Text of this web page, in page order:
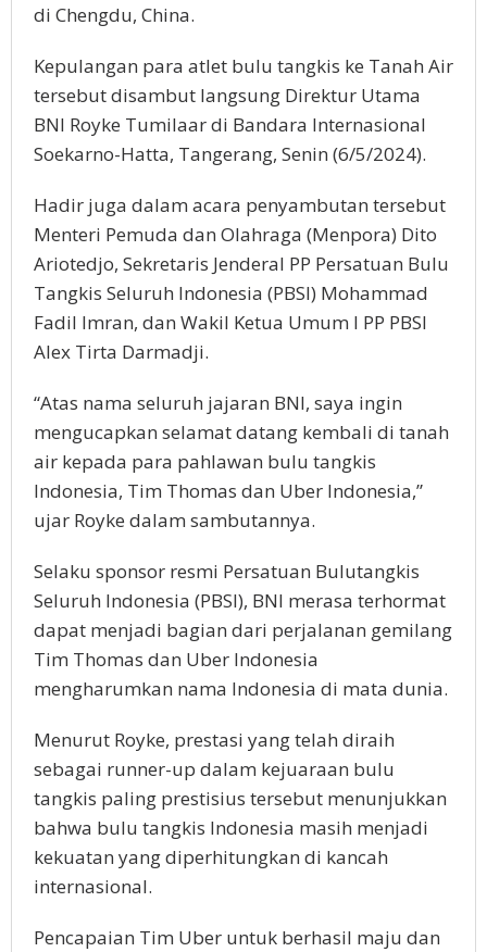
di Chengdu, China.
Kepulangan para atlet bulu tangkis ke Tanah Air
tersebut disambut langsung Direktur Utama
BNI Royke Tumilaar di Bandara Internasional
Soekarno-Hatta, Tangerang, Senin (6/5/2024).
Hadir juga dalam acara penyambutan tersebut
Menteri Pemuda dan Olahraga (Menpora) Dito
Ariotedjo, Sekretaris Jenderal PP Persatuan Bulu
Tangkis Seluruh Indonesia (PBSI) Mohammad
Fadil Imran, dan Wakil Ketua Umum I PP PBSI
Alex Tirta Darmadji.
“Atas nama seluruh jajaran BNI, saya ingin
mengucapkan selamat datang kembali di tanah
air kepada para pahlawan bulu tangkis
Indonesia, Tim Thomas dan Uber Indonesia,”
ujar Royke dalam sambutannya.
Selaku sponsor resmi Persatuan Bulutangkis
Seluruh Indonesia (PBSI), BNI merasa terhormat
dapat menjadi bagian dari perjalanan gemilang
Tim Thomas dan Uber Indonesia
mengharumkan nama Indonesia di mata dunia.
Menurut Royke, prestasi yang telah diraih
sebagai runner-up dalam kejuaraan bulu
tangkis paling prestisius tersebut menunjukkan
bahwa bulu tangkis Indonesia masih menjadi
kekuatan yang diperhitungkan di kancah
internasional.
Pencapaian Tim Uber untuk berhasil maju dan